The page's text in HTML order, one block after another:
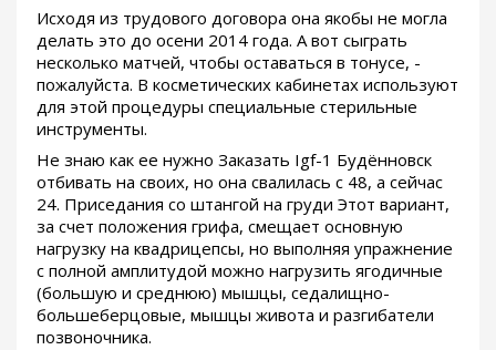
Исходя из трудового договора она якобы не могла
делать это до осени 2014 года. А вот сыграть
несколько матчей, чтобы оставаться в тонусе, -
пожалуйста. В косметических кабинетах используют
для этой процедуры специальные стерильные
инструменты.
Не знаю как ее нужно Заказать Igf-1 Будённовск
отбивать на своих, но она свалилась с 48, а сейчас
24. Приседания со штангой на груди Этот вариант,
за счет положения грифа, смещает основную
нагрузку на квадрицепсы, но выполняя упражнение
с полной амплитудой можно нагрузить ягодичные
(большую и среднюю) мышцы, седалищно-
большеберцовые, мышцы живота и разгибатели
позвоночника.